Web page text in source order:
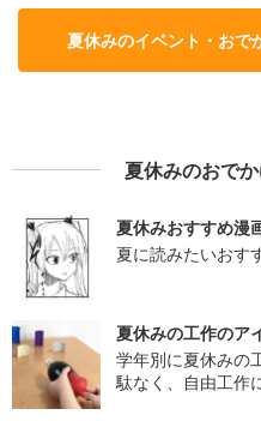
夏休みのイベント・おで
夏休みのおで
夏休みおすすめ漫
夏に読みたいおす
夏休みの工作のア
学年別に夏休みの
駄なく、自由工作